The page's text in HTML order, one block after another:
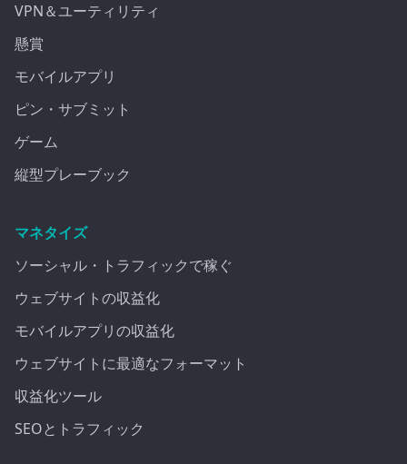
VPN＆ユーティリティ
懸賞
モバイルアプリ
ピン・サブミット
ゲーム
縦型プレーブック
マネタイズ
ソーシャル・トラフィックで稼ぐ
ウェブサイトの収益化
モバイルアプリの収益化
ウェブサイトに最適なフォーマット
収益化ツール
SEOとトラフィック